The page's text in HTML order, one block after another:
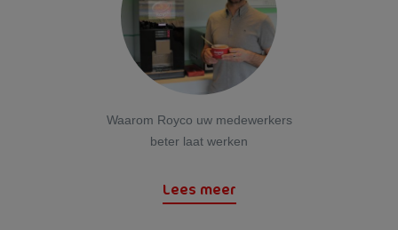
Waarom Royco uw medewerkers
beter laat werken
Lees meer